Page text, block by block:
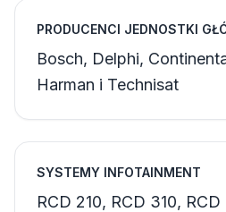
PRODUCENCI JEDNOSTKI
Bosch, Delphi,
Harman i Technisat
SYSTEMY INFOTAINMENT
RCD 210, RCD 310, RCD